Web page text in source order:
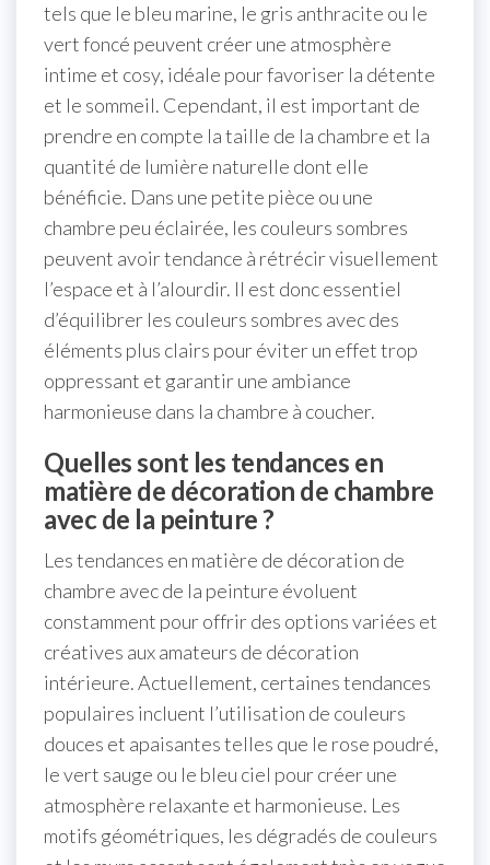
tels que le bleu marine, le gris anthracite ou le
vert foncé peuvent créer une atmosphère
intime et cosy, idéale pour favoriser la détente
et le sommeil. Cependant, il est important de
prendre en compte la taille de la chambre et la
quantité de lumière naturelle dont elle
bénéficie. Dans une petite pièce ou une
chambre peu éclairée, les couleurs sombres
peuvent avoir tendance à rétrécir visuellement
l’espace et à l’alourdir. Il est donc essentiel
d’équilibrer les couleurs sombres avec des
éléments plus clairs pour éviter un effet trop
oppressant et garantir une ambiance
harmonieuse dans la chambre à coucher.
Quelles sont les tendances en
matière de décoration de chambre
avec de la peinture ?
Les tendances en matière de décoration de
chambre avec de la peinture évoluent
constamment pour offrir des options variées et
créatives aux amateurs de décoration
intérieure. Actuellement, certaines tendances
populaires incluent l’utilisation de couleurs
douces et apaisantes telles que le rose poudré,
le vert sauge ou le bleu ciel pour créer une
atmosphère relaxante et harmonieuse. Les
motifs géométriques, les dégradés de couleurs